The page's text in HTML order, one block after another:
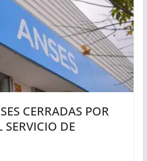
CERRADAS POR
DE